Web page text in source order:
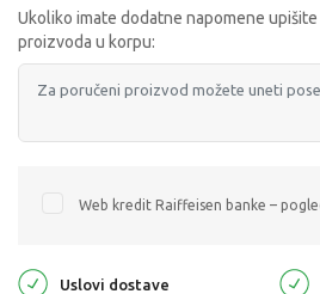
Ukoliko imate dodatne napomene
proizvoda u korpu:
Web kredit Raiffeisen banke –
Uslovi dostave